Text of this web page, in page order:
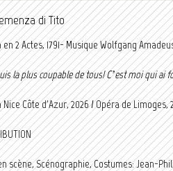
di Tito
en 2 Actes, 1791- Musique Wolfgang
la plus coupable de tous! C’est moi qui ai
Nice Côte d'Azur, 2026 / Opéra de Limoges,
scène, Scénographie, Costumes: Jean-